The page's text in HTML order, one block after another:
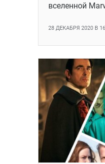
вселенной
28 ДЕКАБРЯ 2020 В